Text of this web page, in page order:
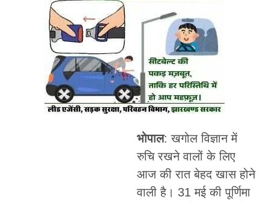
भोपाल: खगोल विज्ञान में
रुचि रखने वालों के लिए
आज की रात बेहद खास होने
वाली है। 31 मई की पूर्णिमा